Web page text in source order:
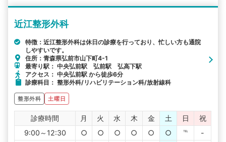
近江整形外科
特徴：近江整形外科は休日の診療を行っており、忙しい方も通院
しやすいです。
住所：青森県弘前市山下町4-1
最寄り駅： 中央弘前駅 弘前駅 弘高下駅
アクセス： 中央弘前駅 から徒歩6分
診療科目： 整形外科/リハビリテーション科/放射線科
整形外科 土曜日
診療時間 月 火 水 木 金 土 日
祝
9:00～12:30
○ ○ ○ ○ ○ ○ ℡
-